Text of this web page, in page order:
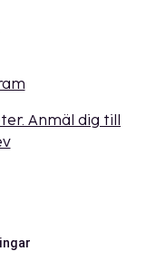
Anmäl dig till